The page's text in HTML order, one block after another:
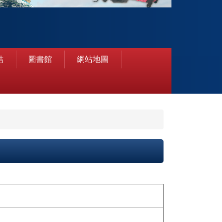
圖書館 網站地圖